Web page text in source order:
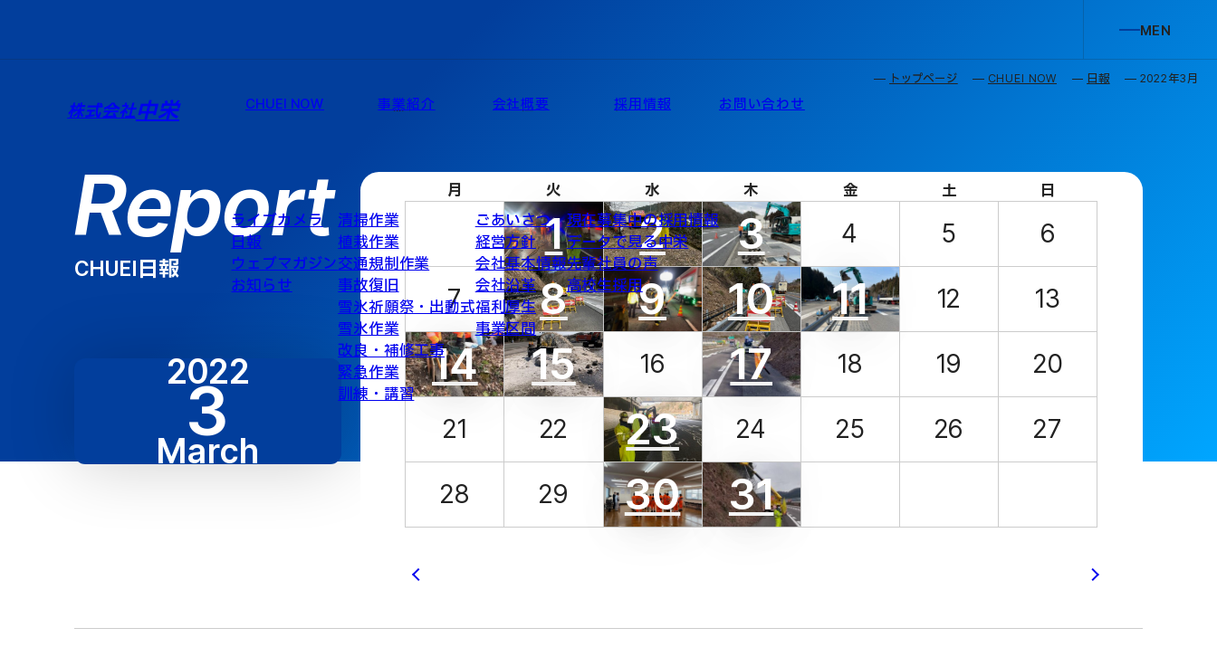
株式会社中栄 CHUEI NOW
ライブカメラ
日報
ウェブマガジン
お知らせ
事業紹介
清掃作業
植栽作業
交通規制作業
事故復旧
雪氷祈願祭・出動式
雪氷作業
改良・補修工事
緊急作業
訓練・講習
会社概要
ごあいさつ
経営方針
会社基本情報
会社沿革
福利厚生
事業区間
採用情報
現在募集中の採用情報
データで見る中栄
先輩社員の声
高校生採用
お問い合わせ
MEN
E
トップページ CHUEI NOW 日報 2022年3月
Report
CHUEI日報
2022
3
March
月 火 水 木 金 土 日
1 2 3 4 5 6
7 8 9 10 11 12 13
14 15 16 17 18 19 20
21 22 23 24 25 26 27
28 29 30 31